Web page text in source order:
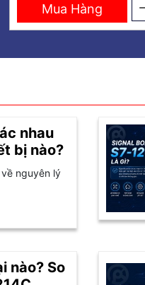
Mua Hàng
nhau
bị nào?
nguyên lý
nào? So